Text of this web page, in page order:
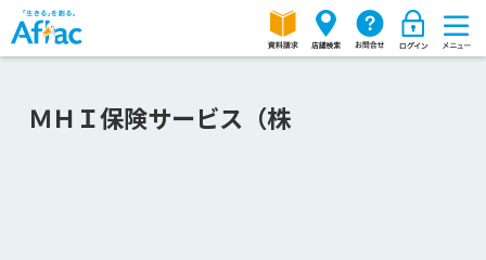
ＭＨＩ保険サービス（株